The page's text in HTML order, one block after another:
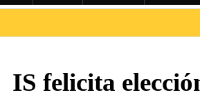
IS felicita